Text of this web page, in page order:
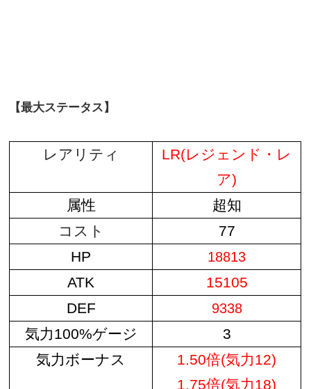
【最大ステータス】
レアリティ
LR(レジェンド・レ
ア)
属性
超知
コスト
77
HP
18813
ATK
15105
DEF
9338
気力100%ゲージ
3
気力ボーナス
1.50倍(気力12)
1.75倍(気力18)